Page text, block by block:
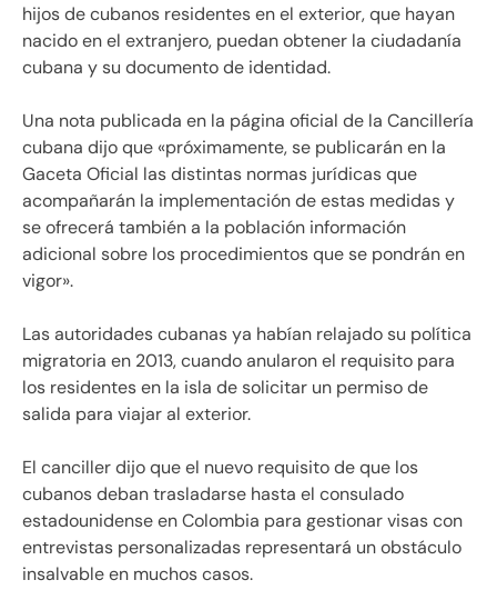
hijos de cubanos residentes en el exterior, que hayan
nacido en el extranjero, puedan obtener la ciudadanía
cubana y su documento de identidad.
Una nota publicada en la página oficial de la Cancillería
cubana dijo que «próximamente, se publicarán en la
Gaceta Oficial las distintas normas jurídicas que
acompañarán la implementación de estas medidas y
se ofrecerá también a la población información
adicional sobre los procedimientos que se pondrán en
vigor».
Las autoridades cubanas ya habían relajado su política
migratoria en 2013, cuando anularon el requisito para
los residentes en la isla de solicitar un permiso de
salida para viajar al exterior.
El canciller dijo que el nuevo requisito de que los
cubanos deban trasladarse hasta el consulado
estadounidense en Colombia para gestionar visas con
entrevistas personalizadas representará un obstáculo
insalvable en muchos casos.